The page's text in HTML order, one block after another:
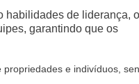
habilidades de liderança, o
garantindo que os
e indivíduos,